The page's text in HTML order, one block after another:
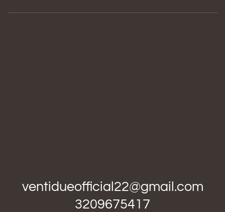
ventidueofficial22@gmail.com
3209675417